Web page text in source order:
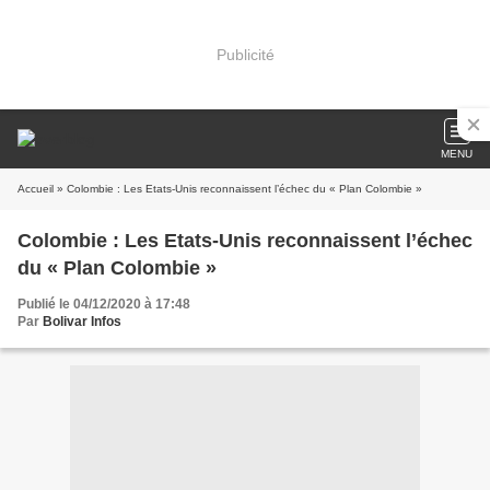
Publicité
MENU
Accueil » Colombie : Les Etats-Unis reconnaissent l’échec du « Plan Colombie »
Colombie : Les Etats-Unis reconnaissent l’échec
du « Plan Colombie »
Publié le 04/12/2020 à 17:48
Par Bolivar Infos